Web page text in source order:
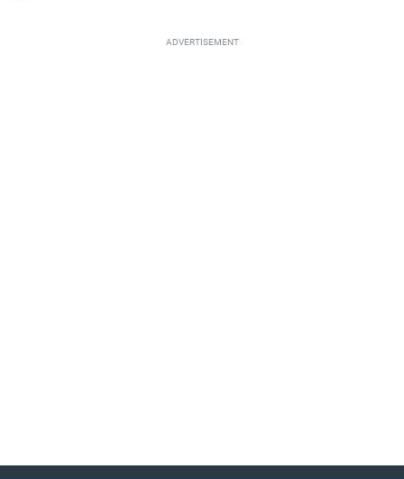
ADVERTISEMENT